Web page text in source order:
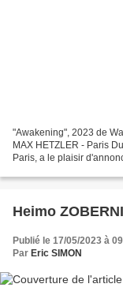
"Awakening", 2023 de
MAX HETZLER - Paris
Paris, a le plaisir
Heimo
Publié le 17/05/2023 à
Par Eric SIMON